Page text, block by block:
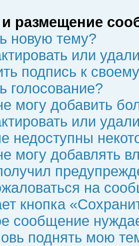
размещение
новую тему?
или
подпись к
голосование?
могу добавить
или
недоступны
могу добавлять
на
кнопка
сообщение
поднять мою